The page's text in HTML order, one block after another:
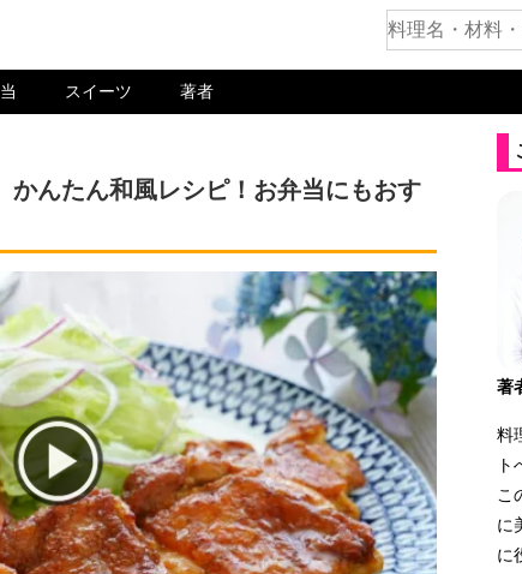
スイーツ 著者
かんたん和風レシピ！お弁当にもおす
著
料
ト
こ
に
に